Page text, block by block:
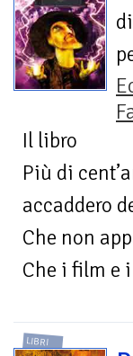
di
Il libro
Più di
accaddero
Che non
Che i film e
LIBRI